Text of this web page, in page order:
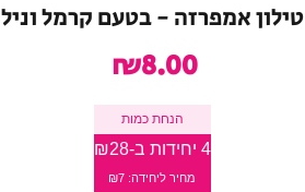
טילון אמפרזה - בטעם קרמל וניל
₪8.00
הנחת כמות
4 יחידות ב-₪28
מחיר ליחידה: ₪7